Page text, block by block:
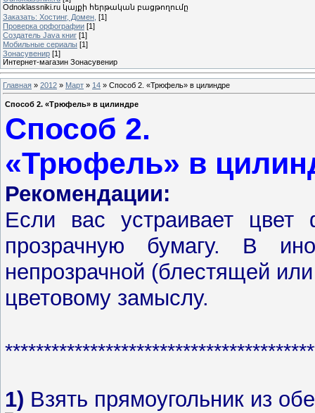
Odnoklassniki.ru կայքի հերթական բացթողումը
Заказать: Хостинг, Домен, [1]
Проверка орфографии [1]
Создатель Java книг [1]
Мобильные сериалы [1]
Зонасувенир [1]
Интернет-магазин Зонасувенир
Главная » 2012 » Март » 14 » Способ 2. «Трюфель» в цилиндре
Способ 2. «Трюфель» в цилиндре
Способ 2.
«Трюфель» в
Рекомендации:
Если вас устраивает цвет
прозрачную бумагу. В
непрозрачной (блестящей
цветовому замыслу.
1) Взять прямоугольник из